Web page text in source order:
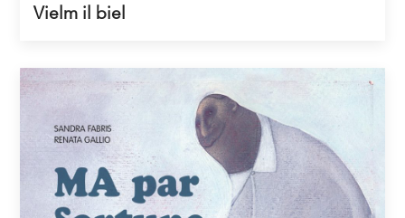
Vielm il biel